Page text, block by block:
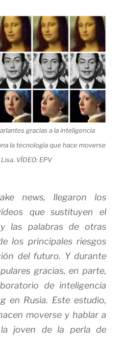
gracias a la inteligencia
la tecnología que hace moverse
VÍDEO: EPV
news, llegaron los
que sustituyen el
las palabras de otras
los principales riesgos
del futuro. Y durante
gracias, en parte,
de inteligencia
en Rusia. Este estudio,
moverse y hablar a
joven de la perla de